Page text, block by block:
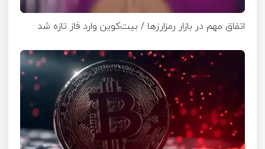
اتفاق مهم در بازار رمزارزها / بیت‌کوین وارد فاز تازه شد